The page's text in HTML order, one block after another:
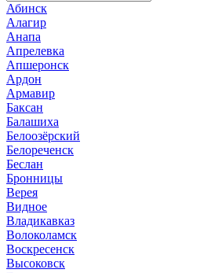
Абинск
Алагир
Анапа
Апрелевка
Апшеронск
Ардон
Армавир
Баксан
Балашиха
Белоозёрский
Белореченск
Беслан
Бронницы
Верея
Видное
Владикавказ
Волоколамск
Воскресенск
Высоковск